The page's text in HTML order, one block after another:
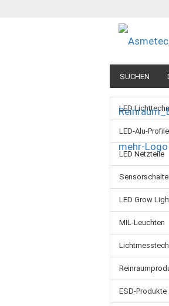
SUCHEN
LED
LED-Alu-Profile
LED Netzteile
LED Grow
MIL-Leuchten
ESD-Produkte